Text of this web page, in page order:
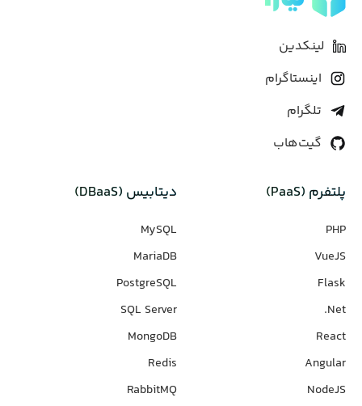
لینکدین
اینستاگرام
تلگرام
گیت‌هاب
پلتفرم (PaaS)
PHP
VueJS
Flask
Net.
React
Angular
NodeJS
دیتابیس‌ (DBaaS)
MySQL
MariaDB
PostgreSQL
SQL Server
MongoDB
Redis
RabbitMQ